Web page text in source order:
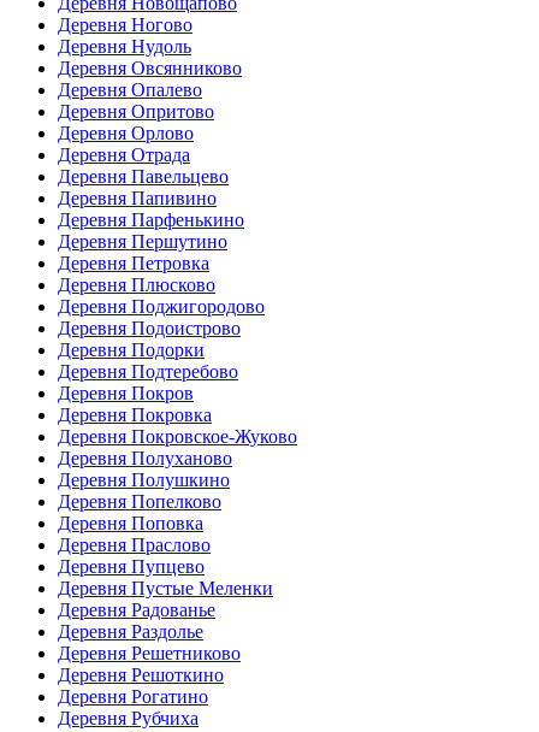
Деревня Ногово
Деревня Нудоль
Деревня Овсянниково
Деревня Опалево
Деревня Опритово
Деревня Орлово
Деревня Отрада
Деревня Павельцево
Деревня Папивино
Деревня Парфенькино
Деревня Першутино
Деревня Петровка
Деревня Плюсково
Деревня Поджигородово
Деревня Подоистрово
Деревня Подорки
Деревня Подтеребово
Деревня Покров
Деревня Покровка
Деревня Покровское-Жуково
Деревня Полуханово
Деревня Полушкино
Деревня Попелково
Деревня Поповка
Деревня Праслово
Деревня Пупцево
Деревня Пустые Меленки
Деревня Радованье
Деревня Раздолье
Деревня Решетниково
Деревня Решоткино
Деревня Рогатино
Деревня Рубчиха